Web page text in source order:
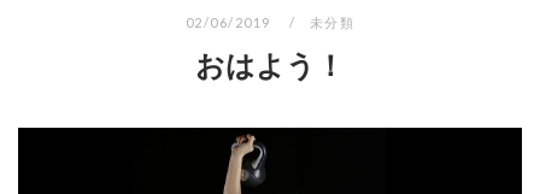
02/06/2019 未分類
おはよう！